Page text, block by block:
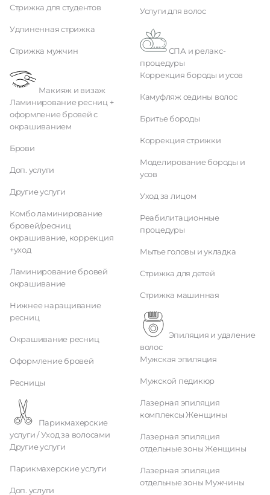
Стрижка для студентов
Удлиненная стрижка
Стрижка мужчин
Макияж и визаж
Ламинирование ресниц +
оформление бровей с
окрашиванием
Брови
Доп. услуги
Другие услуги
Комбо ламинирование
бровей/ресниц
окрашивание, коррекция
+уход
Ламинирование бровей
окрашивание
Нижнее наращивание
ресниц
Окрашивание ресниц
Оформление бровей
Ресницы
услуги / Уход за волосами
Другие услуги
Парикмахерские услуги
Доп. услуги
Услуги для волос
процедуры
Коррекция бороды и усов
Камуфляж седины волос
Бритье бороды
Коррекция стрижки
Моделирование бороды и
усов
Уход за лицом
Реабилитационные
процедуры
Мытье головы и укладка
Стрижка для детей
Стрижка машинная
волос
Мужская эпиляция
Мужской педикюр
Лазерная эпиляция
комплексы Женщины
Лазерная эпиляция
отдельные зоны Женщины
Лазерная эпиляция
отдельные зоны Мужчины